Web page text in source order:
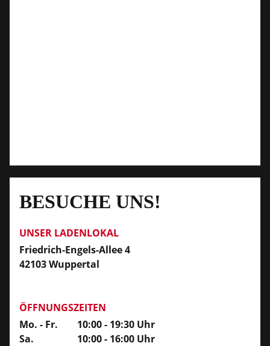
BESUCHE UNS!
UNSER LADENLOKAL
Friedrich-Engels-Allee 4
42103 Wuppertal
ÖFFNUNGSZEITEN
Mo. - Fr.
10:00 - 19:30 Uhr
Sa.
10:00 - 16:00 Uhr